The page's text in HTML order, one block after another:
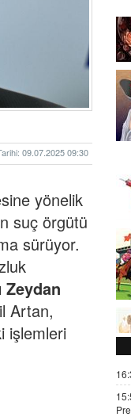
09.07.2025 09:30
yönelik
suç örgütü
sürüyor.
Zeydan
Artan,
işlemleri